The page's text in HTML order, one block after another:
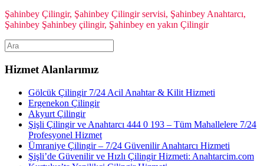
Şahinbey Çilingir, Şahinbey Çilingir servisi, Şahinbey Anahtarcı,
Şahinbey Şahinbey çilingir, Şahinbey en yakın Çilingir
Hizmet Alanlarımız
Gölcük Çilingir 7/24 Acil Anahtar & Kilit Hizmeti
Ergenekon Çilingir
Akyurt Çilingir
Şişli Çilingir ve Anahtarcı 444 0 193 – Tüm Mahallelere 7/24
Profesyonel Hizmet
Ümraniye Çilingir – 7/24 Güvenilir Anahtarcı Hizmeti
Şişli’de Güvenilir ve Hızlı Çilingir Hizmeti: Anahtarcim.com